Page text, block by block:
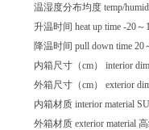
温湿度分布均度 temp/
升温时间 heat up time -20
降温时间 pull down time
内箱尺寸（cm） interior
外箱尺寸（cm） exterior
内箱材质 interior material
外箱材质 exterior material